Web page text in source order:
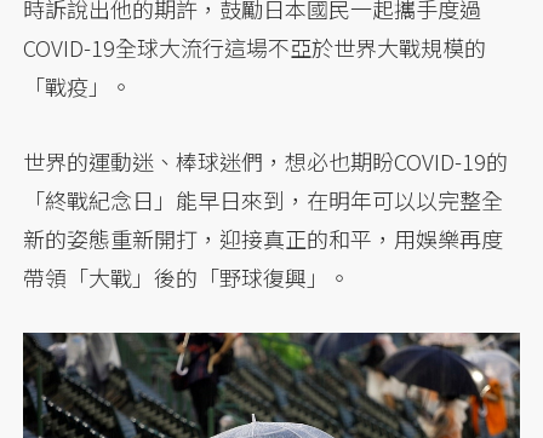
時訴說出他的期許，鼓勵日本國民一起攜手度過
COVID-19全球大流行這場不亞於世界大戰規模的
「戰疫」。
世界的運動迷、棒球迷們，想必也期盼COVID-19的
「終戰紀念日」能早日來到，在明年可以以完整全
新的姿態重新開打，迎接真正的和平，用娛樂再度
帶領「大戰」後的「野球復興」。